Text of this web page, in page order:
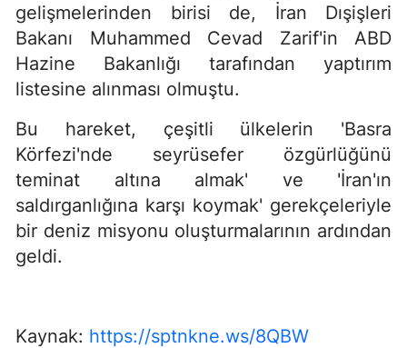
gelişmelerinden birisi de, İran Dışişleri
Bakanı Muhammed Cevad Zarif'in ABD
Hazine Bakanlığı tarafından yaptırım
listesine alınması olmuştu.
Bu hareket, çeşitli ülkelerin 'Basra
Körfezi'nde seyrüsefer özgürlüğünü
teminat altına almak' ve 'İran'ın
saldırganlığına karşı koymak' gerekçeleriyle
bir deniz misyonu oluşturmalarının ardından
geldi.
Kaynak: https://sptnkne.ws/8QBW